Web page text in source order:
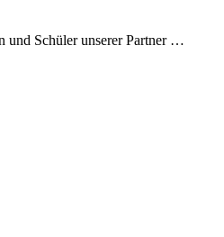
und Schüler unserer Partner …